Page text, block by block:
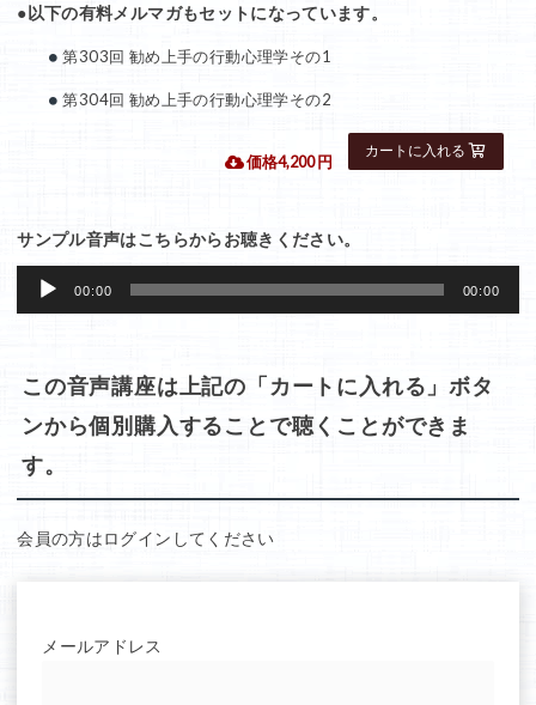
●以下の有料メルマガもセットになっています。
第303回 勧め上手の行動心理学その1
第304回 勧め上手の行動心理学その2
 価格4,200 円
サンプル音声はこちらからお聴きください。
声
レ
ー
ー
00:00 00:00
この音声講座は上記の「カートに入れる」ボタ
ンから個別購入することで聴くことができま
す。
会員の方はログインしてください
メールアドレス